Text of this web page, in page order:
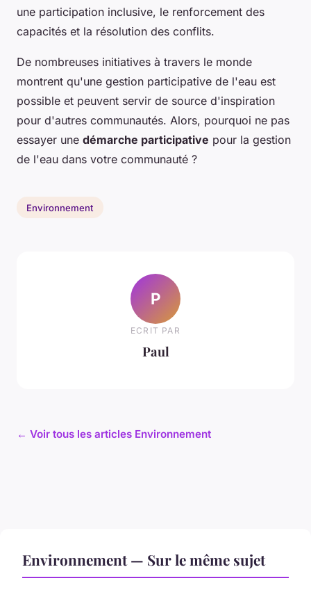
une participation inclusive, le renforcement des
capacités et la résolution des conflits.
De nombreuses initiatives à travers le monde
montrent qu'une gestion participative de l'eau est
possible et peuvent servir de source d'inspiration
pour d'autres communautés. Alors, pourquoi ne pas
essayer une démarche participative pour la gestion
de l'eau dans votre communauté ?
Environnement
P
ECRIT PAR
Paul
← Voir tous les articles Environnement
Environnement — Sur le même sujet